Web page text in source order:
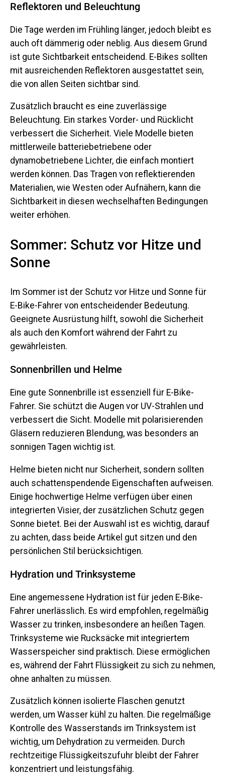
Reflektoren und Beleuchtung
Die Tage werden im Frühling länger, jedoch bleibt es
auch oft dämmerig oder neblig. Aus diesem Grund
ist gute Sichtbarkeit entscheidend. E-Bikes sollten
mit ausreichenden Reflektoren ausgestattet sein,
die von allen Seiten sichtbar sind.
Zusätzlich braucht es eine zuverlässige
Beleuchtung. Ein starkes Vorder- und Rücklicht
verbessert die Sicherheit. Viele Modelle bieten
mittlerweile batteriebetriebene oder
dynamobetriebene Lichter, die einfach montiert
werden können. Das Tragen von reflektierenden
Materialien, wie Westen oder Aufnähern, kann die
Sichtbarkeit in diesen wechselhaften Bedingungen
weiter erhöhen.
Sommer: Schutz vor Hitze und
Sonne
Im Sommer ist der Schutz vor Hitze und Sonne für
E-Bike-Fahrer von entscheidender Bedeutung.
Geeignete Ausrüstung hilft, sowohl die Sicherheit
als auch den Komfort während der Fahrt zu
gewährleisten.
Sonnenbrillen und Helme
Eine gute Sonnenbrille ist essenziell für E-Bike-
Fahrer. Sie schützt die Augen vor UV-Strahlen und
verbessert die Sicht. Modelle mit polarisierenden
Gläsern reduzieren Blendung, was besonders an
sonnigen Tagen wichtig ist.
Helme bieten nicht nur Sicherheit, sondern sollten
auch schattenspendende Eigenschaften aufweisen.
Einige hochwertige Helme verfügen über einen
integrierten Visier, der zusätzlichen Schutz gegen
Sonne bietet. Bei der Auswahl ist es wichtig, darauf
zu achten, dass beide Artikel gut sitzen und den
persönlichen Stil berücksichtigen.
Hydration und Trinksysteme
Eine angemessene Hydration ist für jeden E-Bike-
Fahrer unerlässlich. Es wird empfohlen, regelmäßig
Wasser zu trinken, insbesondere an heißen Tagen.
Trinksysteme wie Rucksäcke mit integriertem
Wasserspeicher sind praktisch. Diese ermöglichen
es, während der Fahrt Flüssigkeit zu sich zu nehmen,
ohne anhalten zu müssen.
Zusätzlich können isolierte Flaschen genutzt
werden, um Wasser kühl zu halten. Die regelmäßige
Kontrolle des Wasserstands im Trinksystem ist
wichtig, um Dehydration zu vermeiden. Durch
rechtzeitige Flüssigkeitszufuhr bleibt der Fahrer
konzentriert und leistungsfähig.